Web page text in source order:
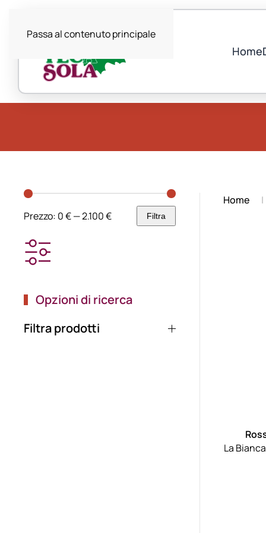
Passa al contenuto principale
Home
Prezzo
Min
Prezzo
Max
Filtra
Prezzo: 0 €—2.100 €
Opzioni di ricerca
Filtra prodotti
Home
La